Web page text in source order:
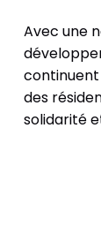
Avec une
continuent
des
solidarité